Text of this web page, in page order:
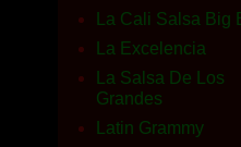
La Cali Salsa Big
La Excelencia
La Salsa De Los
Grandes
Latin Grammy